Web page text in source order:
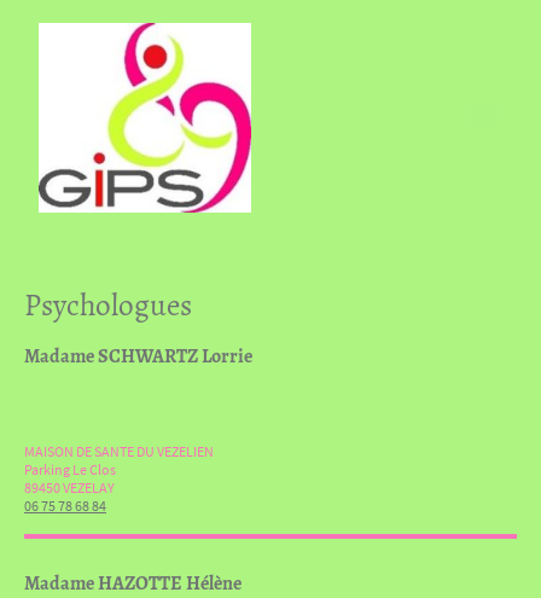
Psychologues
Madame SCHWARTZ Lorrie
MAISON DE SANTE DU VEZELIEN
Parking Le Clos
89450 VEZELAY
06 75 78 68 84
Madame HAZOTTE Hélène